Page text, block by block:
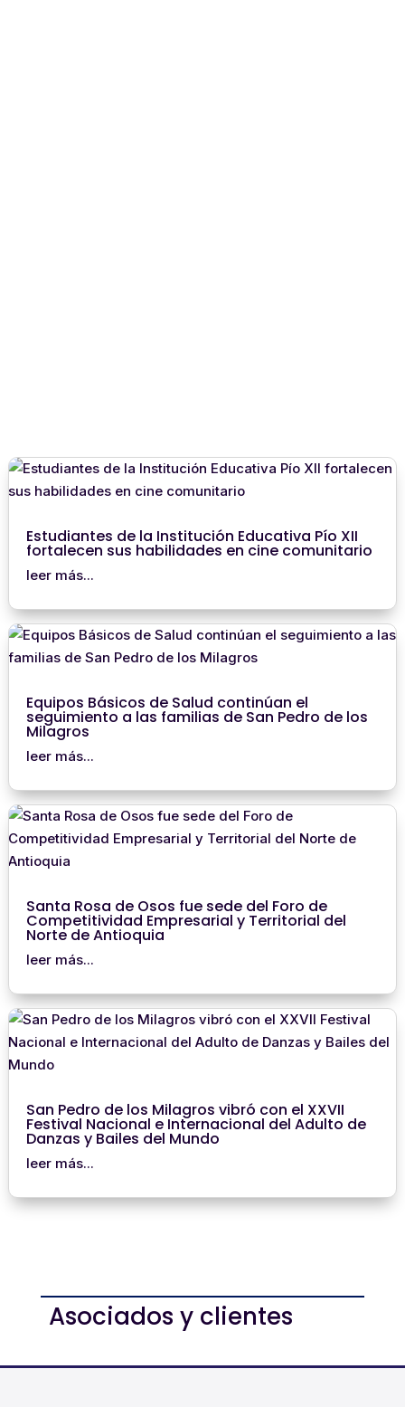
Estudiantes de la Institución Educativa Pío XII
fortalecen sus habilidades en cine comunitario
leer más...
Equipos Básicos de Salud continúan el
seguimiento a las familias de San Pedro de los
Milagros
leer más...
Santa Rosa de Osos fue sede del Foro de
Competitividad Empresarial y Territorial del
Norte de Antioquia
leer más...
San Pedro de los Milagros vibró con el XXVII
Festival Nacional e Internacional del Adulto de
Danzas y Bailes del Mundo
leer más...
Asociados y clientes